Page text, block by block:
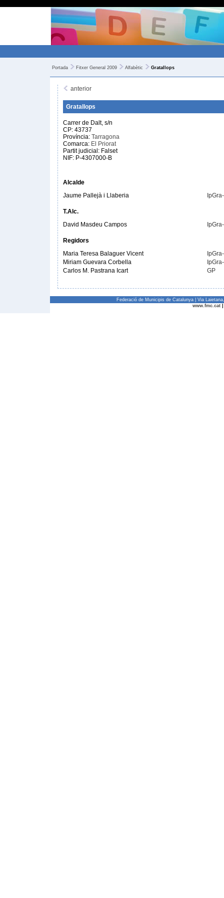
Portada Fitxer General 2009 Alfabètic Gratallops
anterior
Gratallops
Carrer de Dalt, s/n
CP: 43737
Província: Tarragona
Comarca: El Priorat
Partit judicial: Falset
NIF: P-4307000-B
Alcalde
Jaume Pallejà i Llaberia
T.Alc.
David Masdeu Campos
Regidors
Maria Teresa Balaguer Vicent
Miriam Guevara Corbella
Carlos M. Pastrana Icart
GP
Federació de Municipis de Catalunya | Via
www.fmc.cat